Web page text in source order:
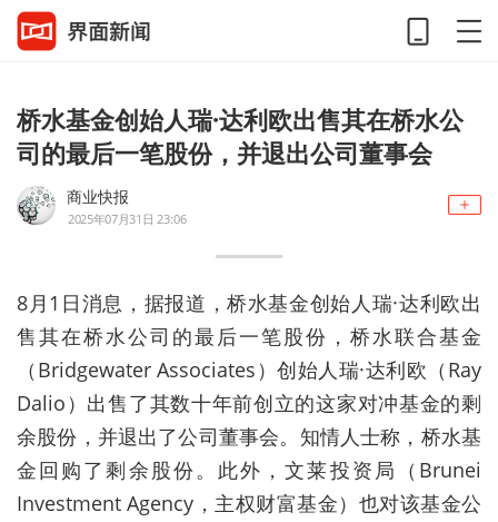
桥水基金创始人瑞·达利欧出售其在桥水公
司的最后一笔股份，并退出公司董事会
商业快报
2025年07月31日 23:06
8月1日消息，据报道，桥水基金创始人瑞·达利欧出
售其在桥水公司的最后一笔股份，桥水联合基金
（Bridgewater Associates）创始人瑞·达利欧（Ray
Dalio）出售了其数十年前创立的这家对冲基金的剩
余股份，并退出了公司董事会。知情人士称，桥水基
金回购了剩余股份。此外，文莱投资局（Brunei
Investment Agency，主权财富基金）也对该基金公